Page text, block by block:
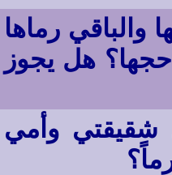
رماها
هل يجوز
شقيقتي وأمي